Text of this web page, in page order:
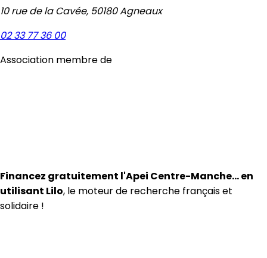
10 rue de la Cavée, 50180 Agneaux
02 33 77 36 00
Association membre de
Financez gratuitement l'Apei Centre-Manche… en
utilisant Lilo, le moteur de recherche français et
solidaire !